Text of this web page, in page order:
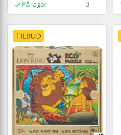
På lager
TILBUD